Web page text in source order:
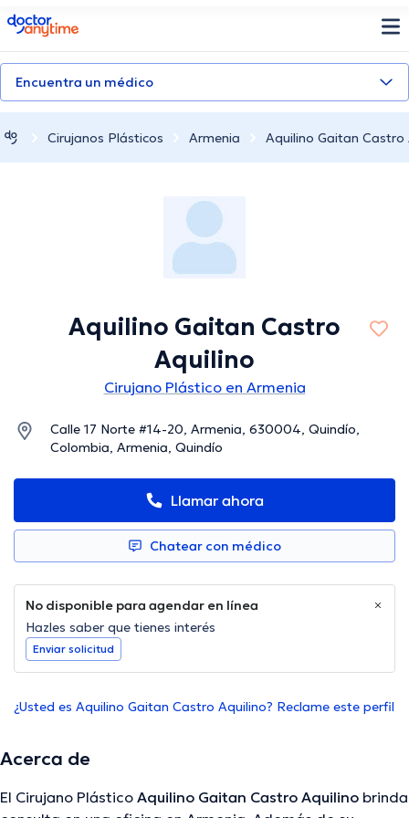
doctoranytime
Encuentra un médico
Cirujanos Plásticos Armenia Aquilino Gaitan Castro
Aquilino Gaitan Castro
Aquilino
Cirujano Plástico en Armenia
Calle 17 Norte #14-20, Armenia, 630004, Quindío,
Colombia, Armenia, Quindío
Llamar ahora
Chatear con médico
No disponible para agendar en línea
Hazles saber que tienes interés
Enviar solicitud
¿Usted es Aquilino Gaitan Castro Aquilino? Reclame este perfil
Acerca de
El Cirujano Plástico Aquilino Gaitan Castro Aquilino brinda